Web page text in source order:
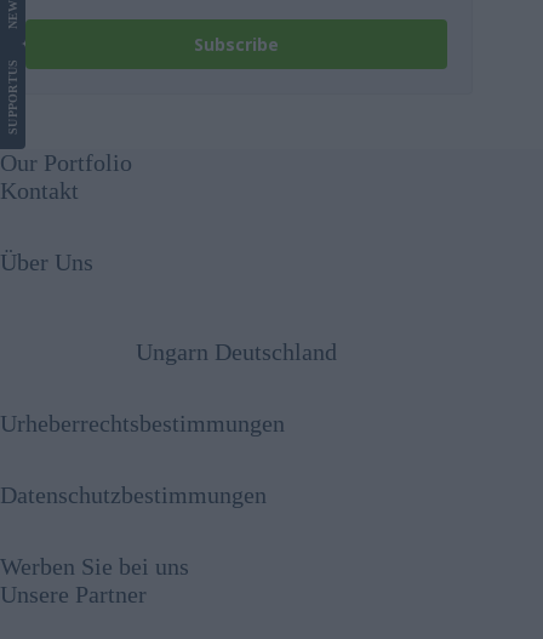
Subscribe
SUPPORT
US
NEWS
Our Portfolio
Kontakt
Über Uns
Ungarn Deutschland
Urheberrechtsbestimmungen
Datenschutzbestimmungen
Werben Sie bei uns
Unsere Partner